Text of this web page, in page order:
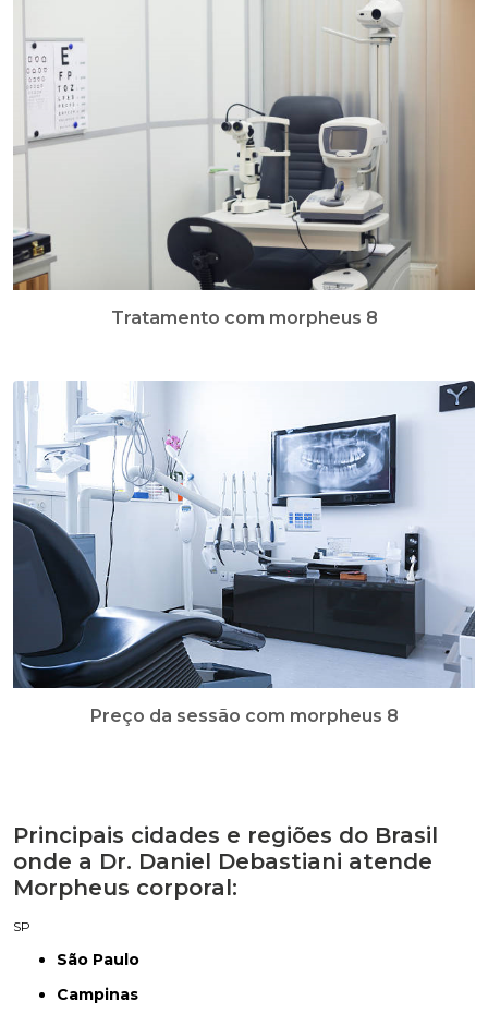
Tratamento com morpheus 8
Preço da sessão com morpheus 8
Principais cidades e regiões do Brasil
onde a Dr. Daniel Debastiani atende
Morpheus corporal:
SP
São Paulo
Campinas